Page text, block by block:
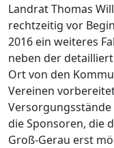
Landrat Thomas
rechtzeitig vor
2016 ein weiteres
neben der
Ort von den
Vereinen
die Sponsoren, die
Groß-Gerau erst